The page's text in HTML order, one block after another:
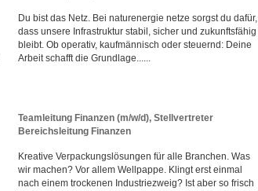
Du bist das Netz. Bei naturenergie netze sorgst du dafür,
dass unsere Infrastruktur stabil, sicher und zukunftsfähig
bleibt. Ob operativ, kaufmännisch oder steuernd: Deine
Arbeit schafft die Grundlage......
Teamleitung Finanzen (m/w/d), Stellvertreter
Bereichsleitung Finanzen
Kreative Verpackungslösungen für alle Branchen. Was
wir machen? Vor allem Wellpappe. Klingt erst einmal
nach einem trockenen Industriezweig? Ist aber so frisch